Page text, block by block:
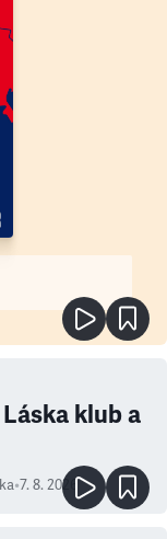
klub a
•7. 8. 2026